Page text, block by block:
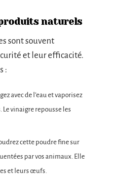
naturels
sont souvent
et leur efficacité.
:
avec de l’eau et vaporisez
vinaigre repousse les
cette poudre fine sur
par vos animaux. Elle
et leurs œufs.